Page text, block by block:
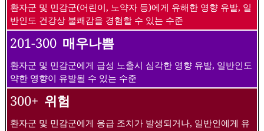
환자군 및 민감군(어린이, 노약자 등)에게 유해한 영향 유발, 일
반인도 건강상 불쾌감을 경험할 수 있는 수준
201-300 매우나쁨
환자군 및 민감군에게 급성 노출시 심각한 영향 유발, 일반인도
약한 영향이 유발될 수 있는 수준
300+ 위험
환자군 및 민감군에게 응급 조치가 발생되거나, 일반인에게 유